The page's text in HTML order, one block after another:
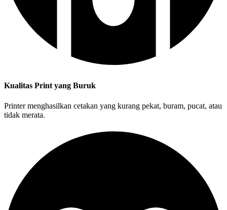
Kualitas Print yang Buruk
Printer menghasilkan cetakan yang kurang pekat, buram, pucat, atau
tidak merata.